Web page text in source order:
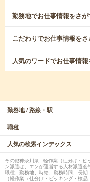
勤務地でお仕事情報をさが
こだわりでお仕事情報をさ
人気のワードでお仕事情
勤務地 / 路線・駅
職種
人気の検索インデックス
その他神奈川県 - 軽作業（仕分け・
ン派遣は、エンが運営する人材派遣
職種、勤務地、時給、勤務時間、長
（軽作業（仕分け・ピッキング・検